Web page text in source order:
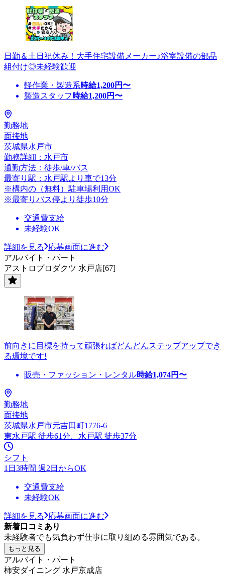
日勤＆土日祝休み！大手住宅設備メーカー♪浴室設備の部品
組付け◎未経験歓迎
軽作業・製造系時給1,200円〜
製造スタッフ 時給1,200円〜
勤務地
面接地
茨城県水戸市
勤務詳細：水戸市
通勤方法：徒歩/車/バス
最寄り駅：水戸駅より車で13分
※構内の（無料）駐車場利用OK
※最寄りバス停より徒歩10分
交通費支給
未経験OK
詳細を見る
応募画面に進む
アルバイト・パート
アストロプロダクツ 水戸店[67]
前向きに目標を持って頑張ればどんどんステップアップでき
る環境です!
販売・ファッション・レンタル時給1,074円〜
勤務地
面接地
茨城県水戸市元吉田町1776-6
東水戸駅 徒歩61分、水戸駅 徒歩37分
シフト
1日3時間 週2日からOK
交通費支給
未経験OK
詳細を見る
応募画面に進む
新着口コミあり
未経験者でも気負わず仕事に取り組める雰囲気である。
もっと見る
アルバイト・パート
柿安ダイニング 水戸京成店